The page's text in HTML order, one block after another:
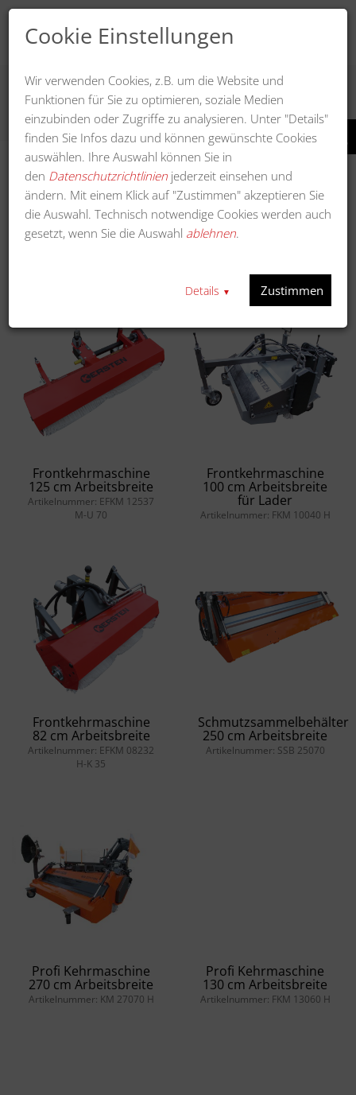
Cookie Einstellungen
Wir verwenden Cookies, z.B. um die Website und
Funktionen für Sie zu optimieren, soziale Medien
einzubinden oder Zugriffe zu analysieren. Unter "Details"
finden Sie Infos dazu und können gewünschte Cookies
auswählen. Ihre Auswahl können Sie in
den Datenschutzrichtlinien jederzeit einsehen und
ändern. Mit einem Klick auf "Zustimmen" akzeptieren Sie
die Auswahl. Technisch notwendige Cookies werden auch
gesetzt, wenn Sie die Auswahl ablehnen.
Details ▼ Zustimmen
KEHREN
Anzeigen
Sortieren nach
Frontkehrmaschine
125 cm Arbeitsbreite
Artikelnummer: EFKM 12537
M-U 70
Frontkehrmaschine
100 cm Arbeitsbreite
für Lader
Artikelnummer: FKM 10040 H
Frontkehrmaschine
82 cm Arbeitsbreite
Artikelnummer: EFKM 08232
H-K 35
Schmutzsammelbehälter
250 cm Arbeitsbreite
Artikelnummer: SSB 25070
Profi Kehrmaschine
270 cm Arbeitsbreite
Artikelnummer: KM 27070 H
Profi Kehrmaschine
130 cm Arbeitsbreite
Artikelnummer: FKM 13060 H